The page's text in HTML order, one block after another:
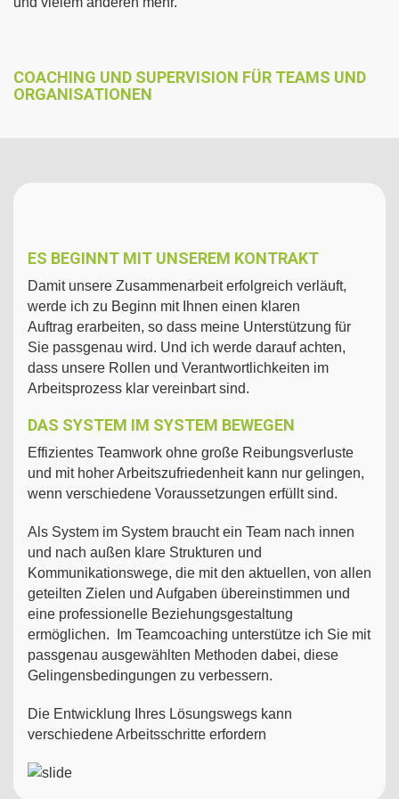
COACHING UND SUPERVISION FÜR TEAMS UND
ORGANISATIONEN
ES BEGINNT MIT UNSEREM KONTRAKT
Damit unsere Zusammenarbeit erfolgreich verläuft,
werde ich zu Beginn mit Ihnen einen klaren
Auftrag erarbeiten, so dass meine Unterstützung für
Sie passgenau wird. Und ich werde darauf achten,
dass unsere Rollen und Verantwortlichkeiten im
Arbeitsprozess klar vereinbart sind.
DAS SYSTEM IM SYSTEM BEWEGEN
Effizientes Teamwork ohne große Reibungsverluste
und mit hoher Arbeitszufriedenheit kann nur gelingen,
wenn verschiedene Voraussetzungen erfüllt sind.
Als System im System braucht ein Team nach innen
und nach außen klare Strukturen und
Kommunikationswege, die mit den aktuellen, von allen
geteilten Zielen und Aufgaben übereinstimmen und
eine professionelle Beziehungsgestaltung
ermöglichen. Im Teamcoaching unterstütze ich Sie mit
passgenau ausgewählten Methoden dabei, diese
Gelingensbedingungen zu verbessern.
Die Entwicklung Ihres Lösungswegs kann
verschiedene Arbeitsschritte erfordern